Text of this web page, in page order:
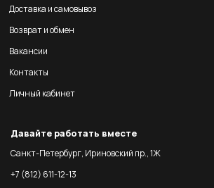
Доставка и самовывоз
Возврат и обмен
Вакансии
Контакты
Личный кабинет
Давайте работать вместе
Санкт-Петербург, Ириновский пр., 1Ж
+7 (812) 611-12-13